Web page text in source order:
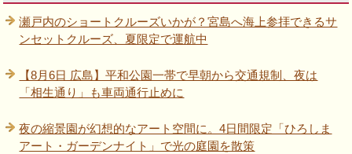
瀬戸内のショートクルーズいかが？宮島へ海上参拝できるサ
ンセットクルーズ、夏限定で運航中
【8月6日 広島】平和公園一帯で早朝から交通規制、夜は
「相生通り」も車両通行止めに
夜の縮景園が幻想的なアート空間に。4日間限定「ひろしま
アート・ガーデンナイト」で光の庭園を散策